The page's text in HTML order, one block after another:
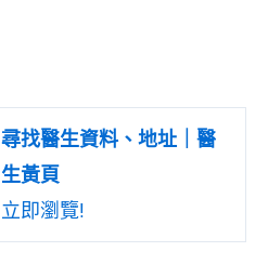
尋找醫生資料、地址｜醫
生黃頁
立即瀏覽!